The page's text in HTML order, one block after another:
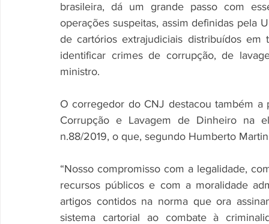
brasileira, dá um grande passo com
operações suspeitas, assim definidas pela
de cartórios extrajudiciais distribuídos
identificar crimes de corrupção, de
ministro.
O corregedor do CNJ destacou também a
Corrupção e Lavagem de Dinheiro na
n.88/2019, o que, segundo Humberto
“Nosso compromisso com a legalidade,
recursos públicos e com a moralidade
artigos contidos na norma que ora
sistema cartorial ao combate à